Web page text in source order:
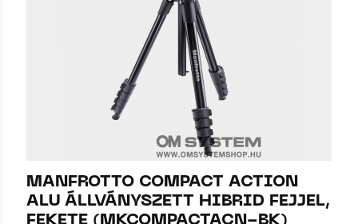
MANFROTTO COMPACT ACTION
ALU ÁLLVÁNYSZETT HIBRID FEJJEL,
FEKETE (MKCOMPACTACN-BK)